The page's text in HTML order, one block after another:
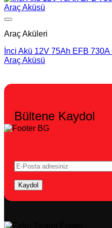
Araç Aküleri
İnci Akü 12V 75Ah EFB
Araç Aküsü
Bültene Kaydol